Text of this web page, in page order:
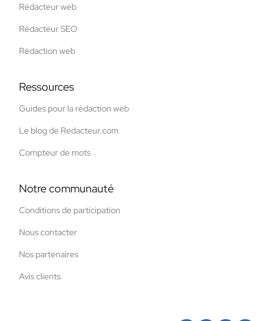
Rédacteur web
Rédacteur SEO
Rédaction web
Ressources
Guides pour la rédaction web
Le blog de Redacteur.com
Compteur de mots
Notre communauté
Conditions de participation
Nous contacter
Nos partenaires
Avis clients